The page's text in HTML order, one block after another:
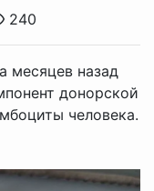
240
месяцев назад
донорской
человека.